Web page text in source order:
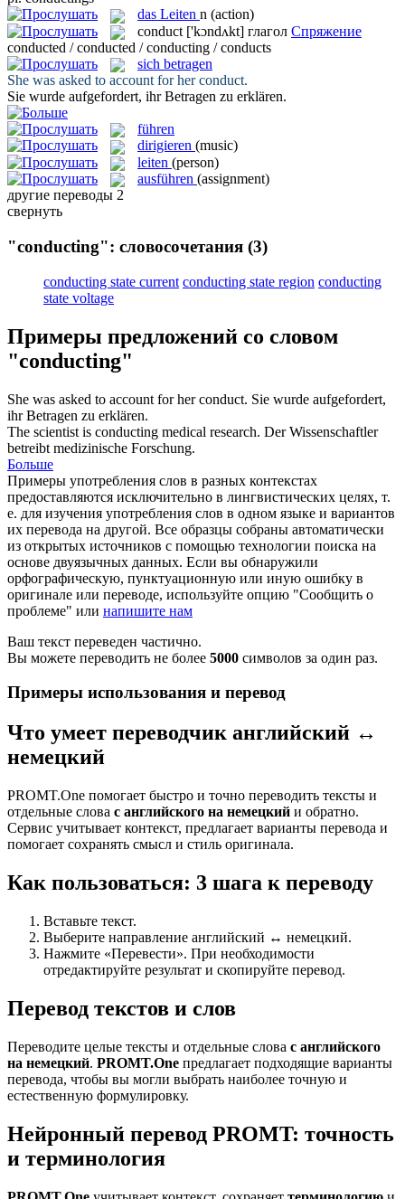
das Leiten n (action)
conduct ['kɔndʌkt] глагол Спряжение
conducted / conducted / conducting / conducts
sich betragen
She was asked to account for herconduct.
Sie wurde aufgefordert, ihrBetragen zu erklären.
führen
dirigieren (music)
leiten (person)
ausführen (assignment)
другие переводы 2
свернуть
"conducting": словосочетания (3)
conducting state current conducting state region conducting
state voltage
Примеры предложений со словом
"conducting"
She was asked to account for herconduct. Sie wurde aufgefordert,
ihrBetragen zu erklären.
The scientist is conducting medical research. Der Wissenschaftler
betreibt medizinische Forschung.
Больше
Примеры употребления слов в разных контекстах
предоставляются исключительно в лингвистических целях, т.
е. для изучения употребления слов в одном языке и вариантов
их перевода на другой. Все образцы собраны автоматически
из открытых источников с помощью технологии поиска на
основе двуязычных данных. Если вы обнаружили
орфографическую, пунктуационную или иную ошибку в
оригинале или переводе, используйте опцию "Сообщить о
проблеме" или напишите нам
Ваш текст переведен частично.
Вы можете переводить не более 5000 символов за один раз.
Примеры использования и перевод
Что умеет переводчик английский ↔
немецкий
PROMT.One помогает быстро и точно переводить тексты и
отдельные слова с английского на немецкий и обратно.
Сервис учитывает контекст, предлагает варианты перевода и
помогает сохранять смысл и стиль оригинала.
Как пользоваться: 3 шага к переводу
Вставьте текст.
Выберите направление английский ↔ немецкий.
Нажмите «Перевести». При необходимости
отредактируйте результат и скопируйте перевод.
Перевод текстов и слов
Переводите целые тексты и отдельные слова с английского
на немецкий. PROMT.One предлагает подходящие варианты
перевода, чтобы вы могли выбрать наиболее точную и
естественную формулировку.
Нейронный перевод PROMT: точность
и терминология